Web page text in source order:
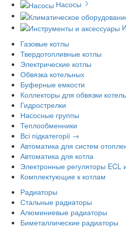
Насосы
Газовые котлы
Твердотопливные котлы
Электрические котлы
Обвязка котельных
Буферные емкости
Коллекторы для обвязки
Гидрострелки
Насосные группы
Теплообменники
Всі підкатегорії →
Автоматика для систем
Автоматика для котла
Электронные регуляторы
Комплектующие к котлам
Радиаторы
Стальные радиаторы
Алюминиевые радиаторы
Биметаллические радиаторы